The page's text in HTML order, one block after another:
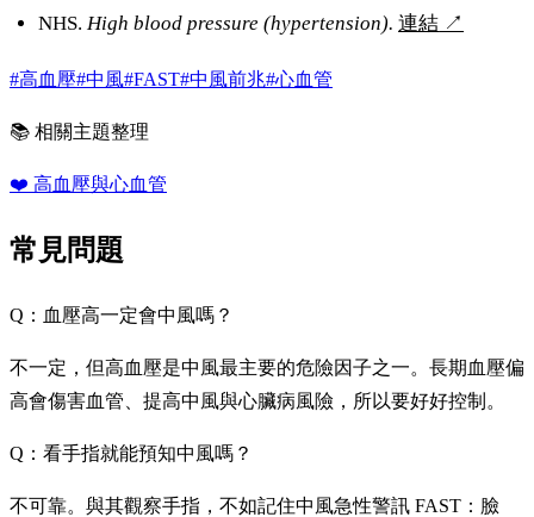
NHS.High blood pressure (hypertension). 連結 ↗
#高血壓#中風#FAST#中風前兆#心血管
📚 相關主題整理
❤️ 高血壓與心血管
常見問題
Q：血壓高一定會中風嗎？
不一定，但高血壓是中風最主要的危險因子之一。長期血壓偏
高會傷害血管、提高中風與心臟病風險，所以要好好控制。
Q：看手指就能預知中風嗎？
不可靠。與其觀察手指，不如記住中風急性警訊 FAST：臉